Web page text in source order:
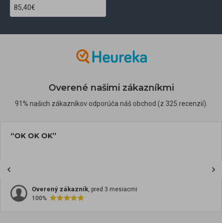
85,40€
Overené našimi zákazníkmi
91% našich zákazníkov odporúča náš obchod (z 325 recenzií).
“OK OK OK”
Overený zákazník, pred 3 mesiacmi
100%